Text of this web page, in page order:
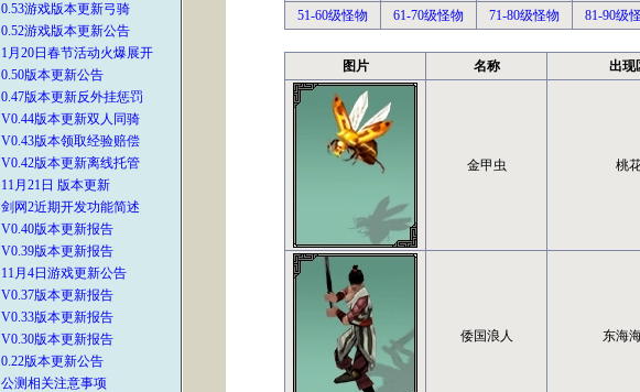
0.53游戏版本更新弓骑
0.52游戏版本更新公告
1月20日春节活动火爆展开
0.50版本更新公告
0.47版本更新反外挂惩罚
V0.44版本更新双人同骑
V0.43版本领取经验赔偿
V0.42版本更新离线托管
11月21日 版本更新
剑网2近期开发功能简述
V0.40版本更新报告
V0.39版本更新报告
11月4日游戏更新公告
V0.37版本更新报告
V0.33版本更新报告
V0.30版本更新报告
0.22版本更新公告
公测相关注意事项
51-60级怪物
61-70级怪物 71-80级怪物 81-90级
图片 名称 出现
金甲虫 桃
倭国浪人 东海